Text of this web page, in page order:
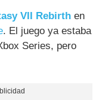
VII Rebirth en
. El juego ya estaba
Series, pero